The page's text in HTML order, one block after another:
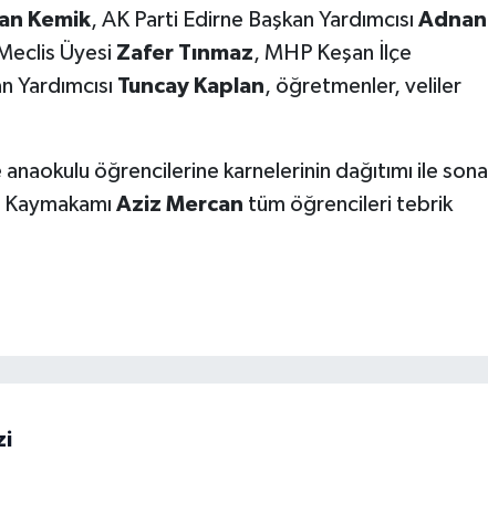
Kemik, AK Parti Edirne Başkan Yardımcısı Adnan
Üyesi Zafer Tınmaz, MHP Keşan İlçe
Tuncay Kaplan, öğretmenler, veliler
anaokulu öğrencilerine karnelerinin dağıtımı ile sona
Aziz Mercan tüm öğrencileri tebrik